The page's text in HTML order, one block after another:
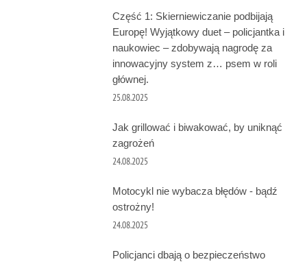
Część 1: Skierniewiczanie podbijają
Europę! Wyjątkowy duet – policjantka i
naukowiec – zdobywają nagrodę za
innowacyjny system z… psem w roli
głównej.
25.08.2025
Jak grillować i biwakować, by uniknąć
zagrożeń
24.08.2025
Motocykl nie wybacza błędów - bądź
ostrożny!
24.08.2025
Policjanci dbają o bezpieczeństwo